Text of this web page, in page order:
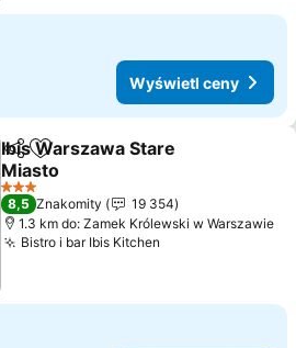
Wyświetl ceny
Udostępnij
Dodaj do ulubionych
Ibis Warszawa Stare
Miasto
Wyświetl ceny
3 Kategoria
8,5 Znakomity
19 354
1.3 km do: Zamek Królewski w Warszawie
Bistro i bar Ibis Kitchen